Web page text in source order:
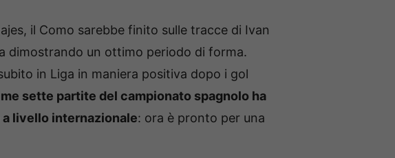
il Como sarebbe finito sulle tracce di Ivan
dimostrando un ottimo periodo di forma.
in Liga in maniera positiva dopo i gol
sette partite del campionato spagnolo ha
livello internazionale: ora è pronto per una